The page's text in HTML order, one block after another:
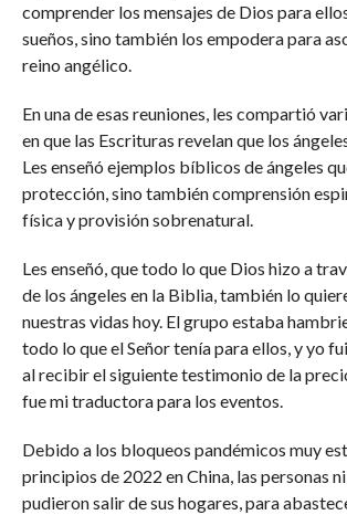
comprender los mensajes de Dios para
sueños, sino también los empodera para
reino angélico.
En una de esas reuniones, les compartió
en que las Escrituras revelan que los
Les enseñó ejemplos bíblicos de ángeles
protección, sino también comprensión
física y provisión sobrenatural.
Les enseñó, que todo lo que Dios hizo a
de los ángeles en la Biblia, también lo
nuestras vidas hoy. El grupo estaba
todo lo que el Señor tenía para ellos, y yo
al recibir el siguiente testimonio de la
fue mi traductora para los eventos.
Debido a los bloqueos pandémicos muy
principios de 2022 en China, las personas
pudieron salir de sus hogares, para